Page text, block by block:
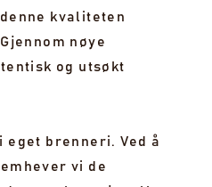
kvaliteten
nøye
og utsøkt
eget brenneri. Ved å
vi de